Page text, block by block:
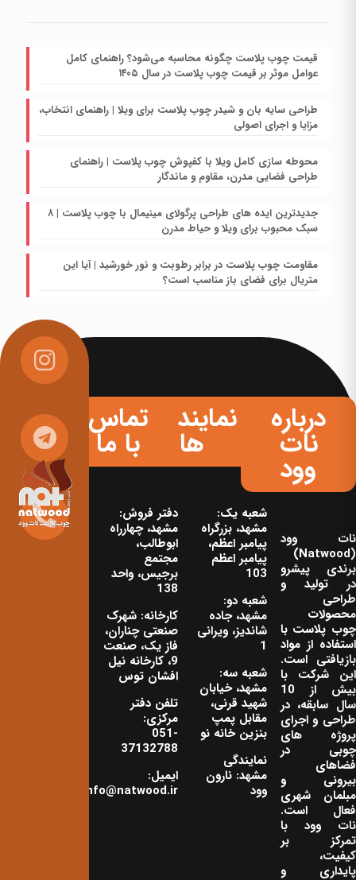
قیمت چوب پلاست چگونه محاسبه می‌شود؟ راهنمای کامل
عوامل موثر بر قیمت چوب پلاست در سال ۱۴۰۵
طراحی سایه بان و شیدر چوب پلاست برای ویلا | راهنمای انتخاب،
مزایا و اجرای اصولی
محوطه سازی کامل ویلا با کفپوش چوب پلاست | راهنمای
طراحی فضایی مدرن، مقاوم و ماندگار
جدیدترین ایده های طراحی پرگولای مینیمال با چوب پلاست | ۸
سبک محبوب برای ویلا و حیاط مدرن
مقاومت چوب پلاست در برابر رطوبت و نور خورشید | آیا این
متریال برای فضای باز مناسب است؟
درباره
نات
وود
نات‌ وود
(Natwood)
برندی پیشرو
در تولید و
طراحی
محصولات
چوب پلاست با
استفاده از مواد
بازیافتی است.
این شرکت با
بیش از 10
سال سابقه، در
طراحی و اجرای
پروژه های
چوبی در
فضاهای
بیرونی و
مبلمان شهری
فعال است.
نات وود با
تمرکز بر
کیفیت،
پایداری و
نمایندگی
ها
شعبه یک:
مشهد، بزرگراه
پیامبر اعظم،
پیامبر اعظم
103
شعبه دو:
مشهد، جاده
شاندیز، ویرانی
1
شعبه سه:
مشهد، خیابان
شهید قرنی،
مقابل پمپ
بنزین خانه نو
نمایندگی
مشهد: نارون
وود
تماس
با ما
دفتر فروش:
مشهد، چهارراه
ابوطالب،
مجتمع
برجیس، واحد
138
کارخانه: شهرک
صنعتی چناران،
فاز یک، صنعت
9، کارخانه نیل
افشان توس
تلفن دفتر
مرکزی:
051-
37132788
ایمیل:
info@natwood.ir